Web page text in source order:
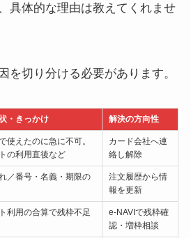
具体的な理由は教えてくれませ
を切り分ける必要があります。
・きっかけ 解決の方向性
使えたのに急に不可。
の利用直後など
カード会社へ連
絡し解除
／番号・名義・期限の
注文履歴から情
報を更新
利用の合算で残枠不足
e-NAVIで残枠確
認・増枠相談